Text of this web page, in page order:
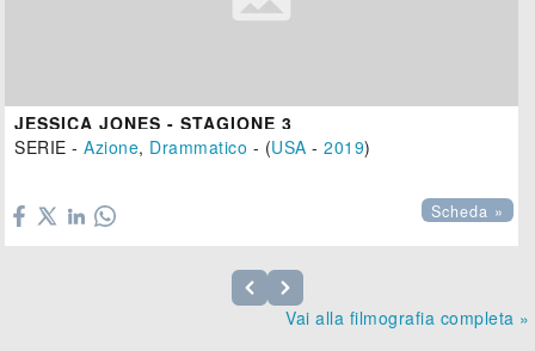
JESSICA JONES - STAGIONE 3
SERIE -Azione, Drammatico - (USA -2019)
Scheda »
Vai alla filmografia completa »